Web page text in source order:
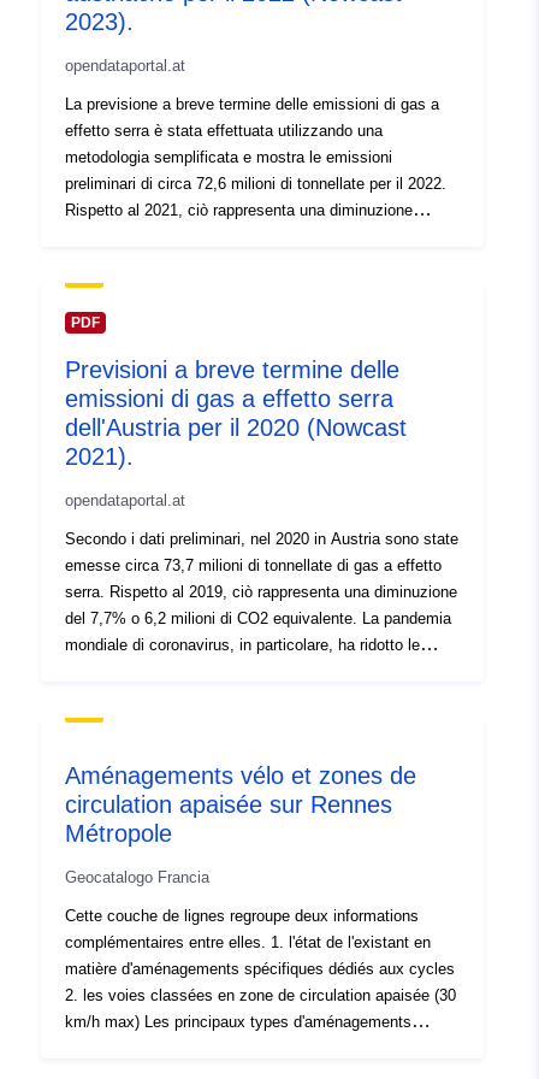
2023).
opendataportal.at
La previsione a breve termine delle emissioni di gas a
effetto serra è stata effettuata utilizzando una
metodologia semplificata e mostra le emissioni
preliminari di circa 72,6 milioni di tonnellate per il 2022.
Rispetto al 2021, ciò rappresenta una diminuzione
scambio di quote di emissione sono state inferiori del
7,2 % nel 2022 a 26,6 milioni di tonnellate di CO2
dell'industria (compresa la diminuzione della produzione
siderurgica) e della raffineria. Nei settori non europei
dello scambio di quote di emissione, nel 2022 sono stati
emessi circa 45,9 milioni di tonnellate di CO2
equivalente. Il calo delle emissioni di circa il 5,9 %
rispetto al 2021 è dovuto principalmente al calo dei
consumi di carburante (-4 %), dell'olio combustibile
(-16 %) e del gas naturale (-14 %).
PDF
Previsioni a breve termine delle
emissioni di gas a effetto serra
dell'Austria per il 2020 (Nowcast
2021).
opendataportal.at
Secondo i dati preliminari, nel 2020 in Austria sono state
emesse circa 73,7 milioni di tonnellate di gas a effetto
serra. Rispetto al 2019, ciò rappresenta una diminuzione
del 7,7% o 6,2 milioni di CO2 equivalente. La pandemia
mondiale di coronavirus, in particolare, ha ridotto le
mostrato un calo della produzione di acciaio e di
restanti settori sono rimaste prossime a livelli simili.
Complessivamente, i dati preliminari per i settori non
ETS mostrano emissioni pari a circa 46,6 milioni di
quantitativo inferiore di 1,2 milioni di tonnellate al
quantitativo massimo per il 2020 e garantisce inoltre il
conseguimento dell'obiettivo per l'intero periodo 2013-
2020.
Aménagements vélo et zones de
circulation apaisée sur Rennes
Métropole
Geocatalogo Francia
Cette couche de lignes regroupe deux informations
complémentaires entre elles. 1. l'état de l'existant en
matière d'aménagements spécifiques dédiés aux cycles
2. les voies classées en zone de circulation apaisée (30
km/h max) Les principaux types d'aménagements